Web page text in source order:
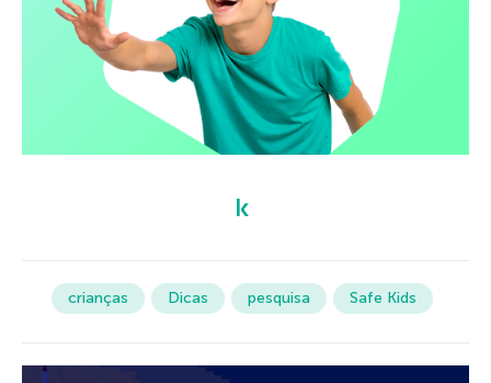
crianças Dicas pesquisa Safe Kids